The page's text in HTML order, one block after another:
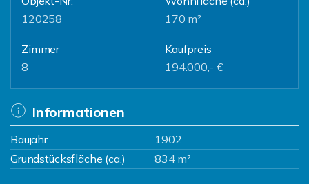
120258
170 m²
Zimmer
8
Kaufpreis
194.000,- €
Informationen
Baujahr
1902
Grundstücksfläche (ca.)
834 m²